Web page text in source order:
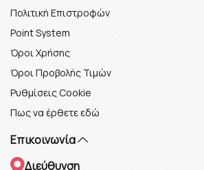
Πολιτική Επιστροφών
Point System
Όροι Χρήσης
Όροι Προβολής Τιμών
Ρυθμίσεις Cookie
Πως να έρθετε εδώ
Επικοινωνία
Διεύθυνση